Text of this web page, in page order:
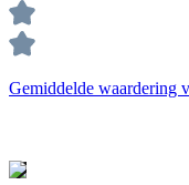
Gemiddelde waardering